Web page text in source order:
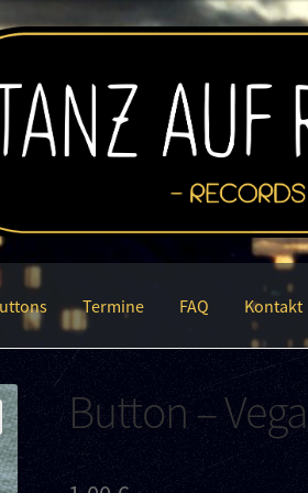
Termine FAQ Kontakt
Button –